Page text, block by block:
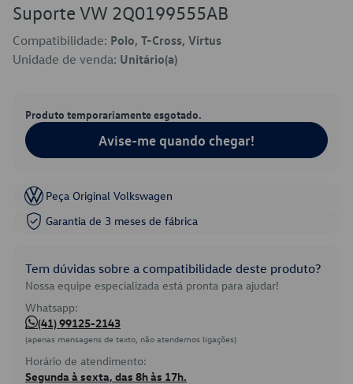
Suporte VW 2Q0199555AB
Compatibilidade: Polo, T-Cross, Virtus
Unidade de venda: Unitário(a)
Produto temporariamente esgotado.
Avise-me quando chegar!
Peça Original Volkswagen
Garantia de 3 meses de fábrica
Tem dúvidas sobre a compatibilidade deste produto?
Nossa equipe especializada está pronta para ajudar!
Whatsapp:
(41) 99125-2143
(apenas mensagens de texto, não atendemos ligações)
Horário de atendimento:
Segunda à sexta, das 8h às 17h.